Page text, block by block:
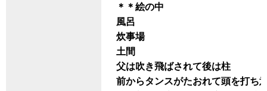
＊＊絵の中
風呂
炊事場
土間
父は吹き飛ばされて後は柱
前からタンスがたおれて頭を打ち